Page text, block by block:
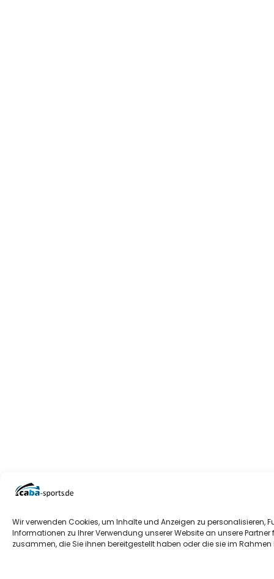
Wir verwenden Cookies, um Inhalte und Anzeigen zu
Informationen zu Ihrer Verwendung unserer Website an unsere
zusammen, die Sie ihnen bereitgestellt haben oder die sie im